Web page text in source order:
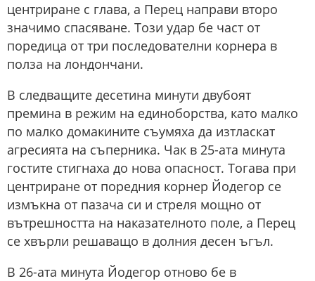
центриране с глава, а Перец направи второ
значимо спасяване. Този удар бе част от
поредица от три последователни корнера в
полза на лондончани.
В следващите десетина минути двубоят
премина в режим на единоборства, като малко
по малко домакините съумяха да изтласкат
агресията на съперника. Чак в 25-ата минута
гостите стигнаха до нова опасност. Тогава при
центриране от поредния корнер Йодегор се
измъкна от пазача си и стреля мощно от
вътрешността на наказателното поле, а Перец
се хвърли решаващо в долния десен ъгъл.
В 26-ата минута Йодегор отново бе в